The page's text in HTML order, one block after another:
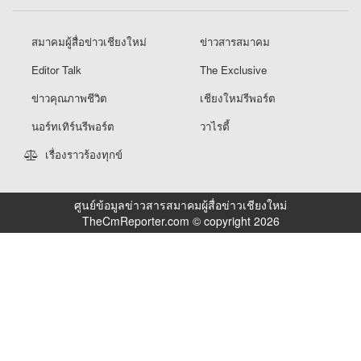
สมาคมผู้สื่อข่าวเชียงใหม่
ข่าวสารสมาคม
Editor Talk
The Exclusive
ข่าวคุณภาพชีวิต
เชียงใหม่รีพอร์ต
นอร์ทเทิร์นรีพอร์ต
วาไรตี้
เรื่องราวร้องทุกข์
ศูนย์ข้อมูลข่าวสารสมาคมผู้สื่อข่าวเชียงใหม่
TheCmReporter.com © copyright 2026